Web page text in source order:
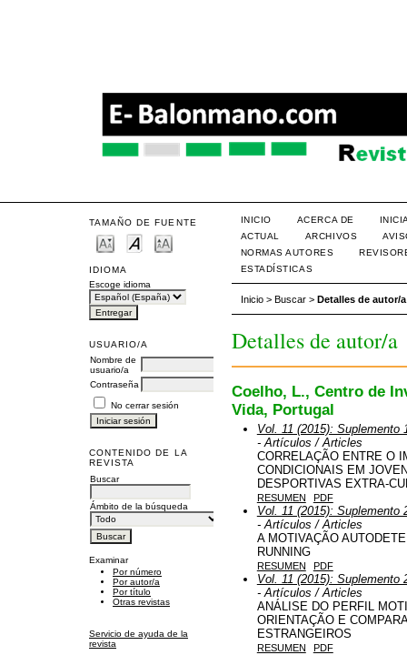
TAMAÑO DE FUENTE
IDIOMA
Escoge idioma
USUARIO/A
Nombre de
usuario/a
Contraseña
No cerrar sesión
CONTENIDO DE LA
REVISTA
Buscar
Ámbito de la búsqueda
Examinar
Por número
Por autor/a
Por título
Otras revistas
Servicio de ayuda de la
revista
INICIO ACERCA DE
ACTUAL
ARCHIVOS
NORMAS AUTORES
ESTADÍSTICAS
Inicio> Buscar> Detalles de autor/a
Detalles de autor/a
Coelho, L., Centro de
Vida, Portugal
Vol. 11 (2015):
- Artículos / Articles
CORRELAÇÃO ENTRE O
CONDICIONAIS EM
DESPORTIVAS EXTRA-
RESUMEN PDF
Vol. 11 (2015):
- Artículos / Articles
A MOTIVAÇÃO
RUNNING
RESUMEN PDF
Vol. 11 (2015):
- Artículos / Articles
ANÁLISE DO PERFIL
ORIENTAÇÃO E
ESTRANGEIROS
RESUMEN PDF